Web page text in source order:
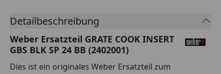
Detailbeschreibung
Weber Ersatzteil GRATE COOK INSERT
GBS BLK SP 24 BB (2402001)
Dies ist ein originales Weber Ersatzteil zum